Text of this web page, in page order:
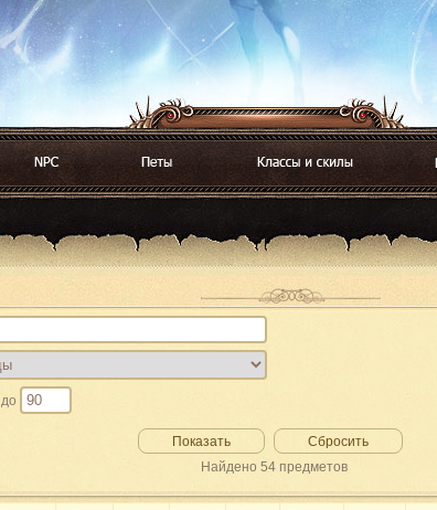
до
Показать
Сбросить
Найдено 54 предметов